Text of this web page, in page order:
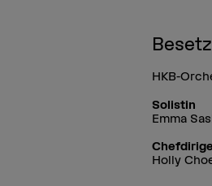
HKB-
Solistin
Emma
Holly